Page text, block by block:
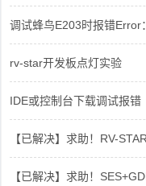
调试蜂鸟E203时报错Error
rv-star开发板点灯实验
IDE或控制台下载调试报错
【已解决】求助！RV-
【已解决】求助！